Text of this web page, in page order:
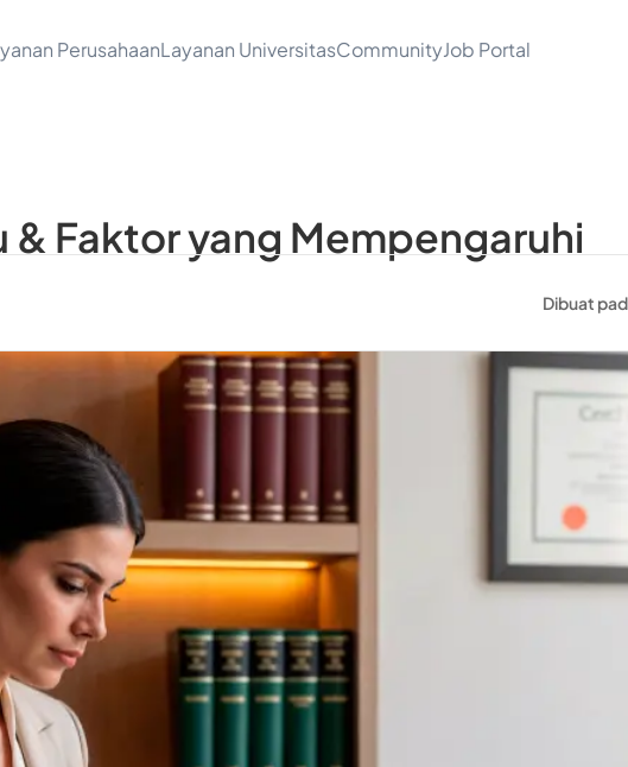
PerusahaanLayanan UniversitasCommunityJob Portal
& Faktor yang Mempengaruhi
Dibuat